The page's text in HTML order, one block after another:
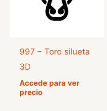
997 – Toro silueta
3D
Accede para ver
precio